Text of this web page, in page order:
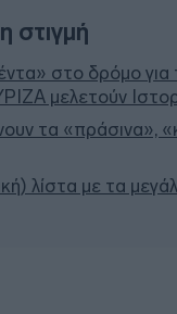
στιγμή
στο δρόμο
μελετούν
τα «πράσινα»,
λίστα με τα